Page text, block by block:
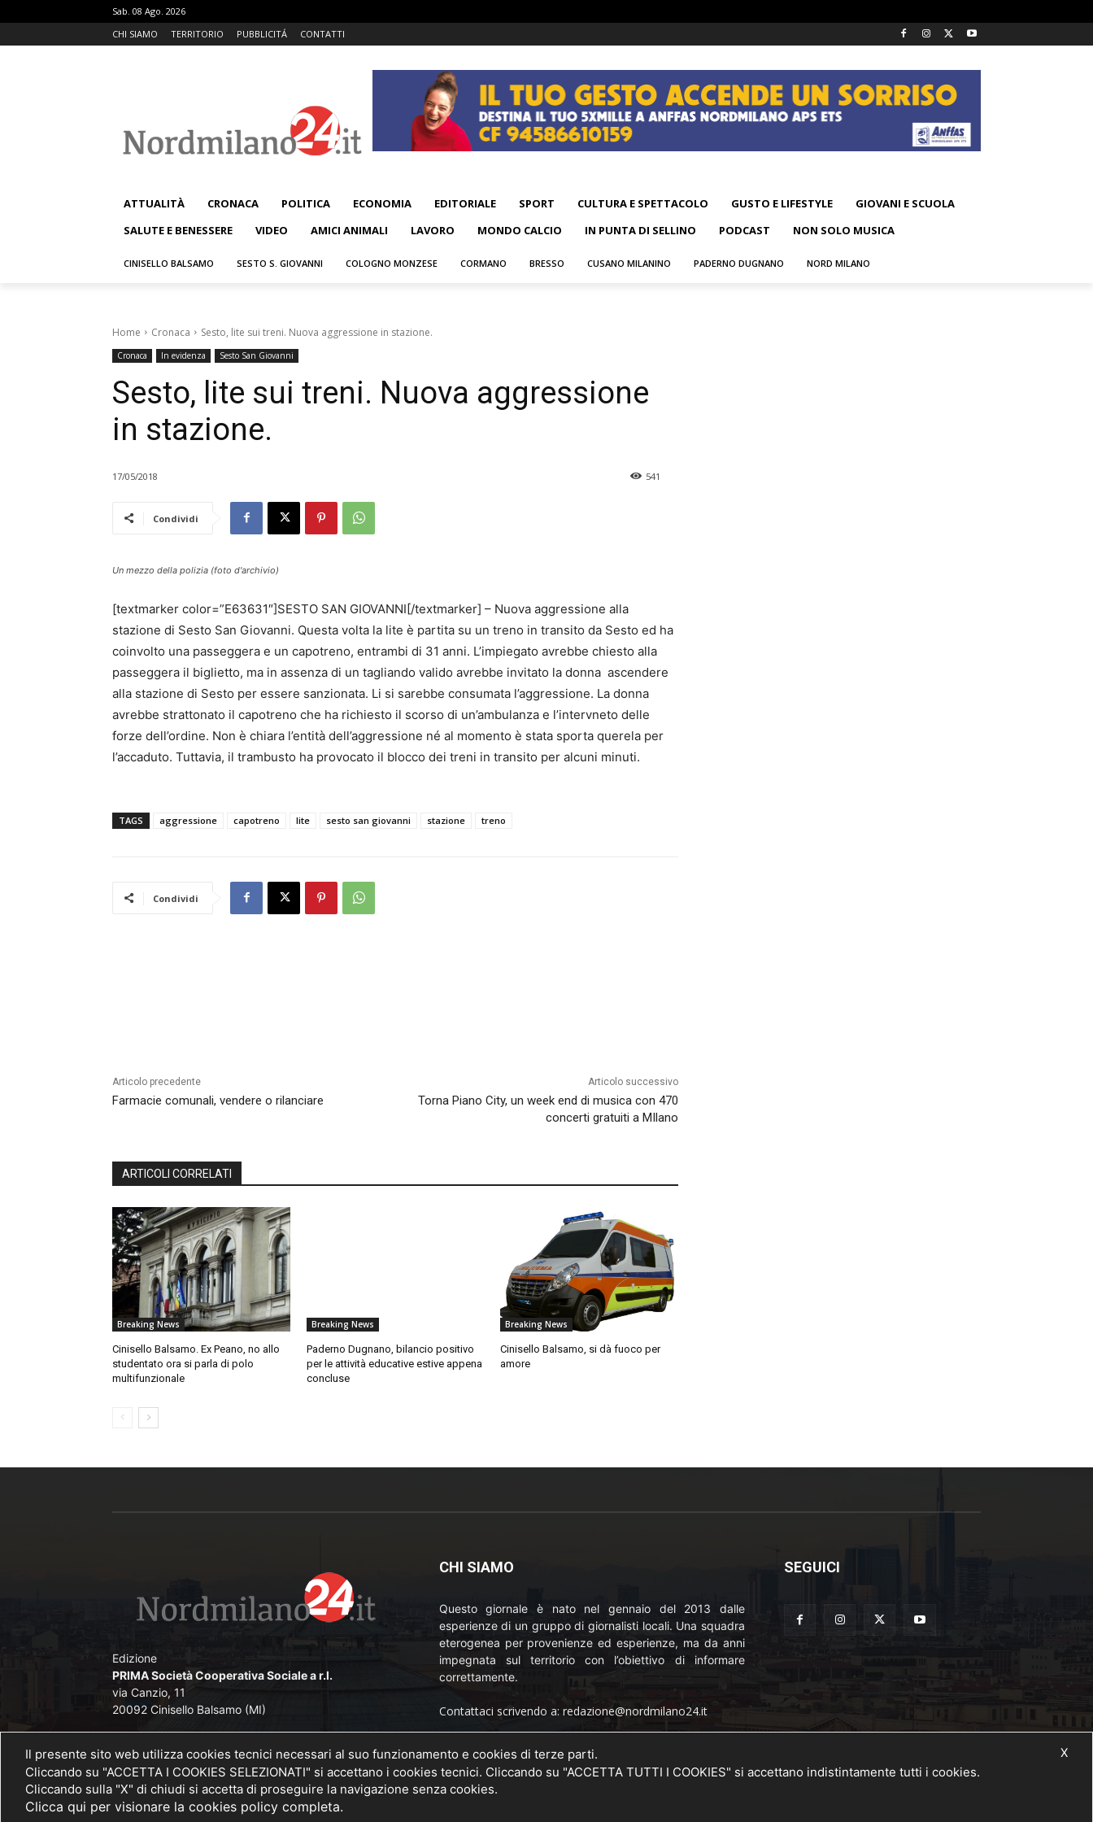
Sab. 08 Ago. 2026
CHI SIAMO
TERRITORIO PUBBLICITÁ CONTATTI
ATTUALITÀ CRONACA POLITICA ECONOMIA EDITORIALE SPORT CULTURA E SPETTACOLO GUSTO E LIFESTYLE
GIOVANI E SCUOLA
SALUTE E BENESSERE
VIDEO AMICI ANIMALI LAVORO MONDO CALCIO IN PUNTA DI SELLINO PODCAST NON SOLO MUSICA
CINISELLO BALSAMO SESTO S. GIOVANNI COLOGNO MONZESE CORMANO BRESSO CUSANO MILANINO PADERNO DUGNANO NORD MILANO
Home Cronaca Sesto, lite sui treni. Nuova aggressione in stazione.
Cronaca In evidenza Sesto San Giovanni
Sesto, lite sui treni. Nuova aggressione
in stazione.
17/05/2018 541
Condividi
Un mezzo della polizia (foto d'archivio)
[textmarker color=”E63631″]SESTO SAN GIOVANNI[/textmarker] – Nuova aggressione alla
stazione di Sesto San Giovanni. Questa volta la lite è partita su un treno in transito da Sesto ed ha
coinvolto una passeggera e un capotreno, entrambi di 31 anni. L’impiegato avrebbe chiesto alla
passeggera il biglietto, ma in assenza di un tagliando valido avrebbe invitato la donna ascendere
alla stazione di Sesto per essere sanzionata. Li si sarebbe consumata l’aggressione. La donna
avrebbe strattonato il capotreno che ha richiesto il scorso di un’ambulanza e l’intervneto delle
forze dell’ordine. Non è chiara l’entità dell’aggressione né al momento è stata sporta querela per
l’accaduto. Tuttavia, il trambusto ha provocato il blocco dei treni in transito per alcuni minuti.
TAGS aggressione capotreno lite sesto san giovanni stazione treno
Condividi
Articolo precedente
Farmacie comunali, vendere o rilanciare
Articolo successivo
Torna Piano City, un week end di musica con 470
concerti gratuiti a MIlano
ARTICOLI CORRELATI
Breaking News
Cinisello Balsamo. Ex Peano, no allo
studentato ora si parla di polo
multifunzionale
Breaking News
Paderno Dugnano, bilancio positivo
per le attività educative estive appena
concluse
Breaking News
Cinisello Balsamo, si dà fuoco per
amore
Edizione
PRIMA Società Cooperativa Sociale a r.l.
via Canzio, 11
20092 Cinisello Balsamo (MI)
Angelo De Lorenzi iscritto nel Pubblico Registro della
Stampa presso il Tribunale di Monza al n. 20 del
26/11/2012
CHI SIAMO
Questo giornale è nato nel gennaio del 2013 dalle
esperienze di un gruppo di giornalisti locali. Una squadra
eterogenea per provenienze ed esperienze, ma da anni
impegnata sul territorio con l’obiettivo di informare
correttamente.
Contattaci scrivendo a: redazione@nordmilano24.it
Pubblicità: laposta@deinaviganti.it
Tel. 389 1492573
SEGUICI
X
Il presente sito web utilizza cookies tecnici necessari al suo funzionamento e cookies di terze parti.
Cliccando su "ACCETTA I COOKIES SELEZIONATI" si accettano i cookies tecnici. Cliccando su "ACCETTA TUTTI I COOKIES" si accettano indistintamente tutti i cookies.
Cliccando sulla "X" di chiudi si accetta di proseguire la navigazione senza cookies.
Clicca qui per visionare la cookies policy completa.